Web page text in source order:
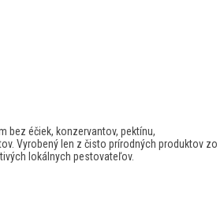
bez éčiek, konzervantov, pektínu,
Vyrobený len z čisto prírodných produktov zo
lokálnych pestovateľov.